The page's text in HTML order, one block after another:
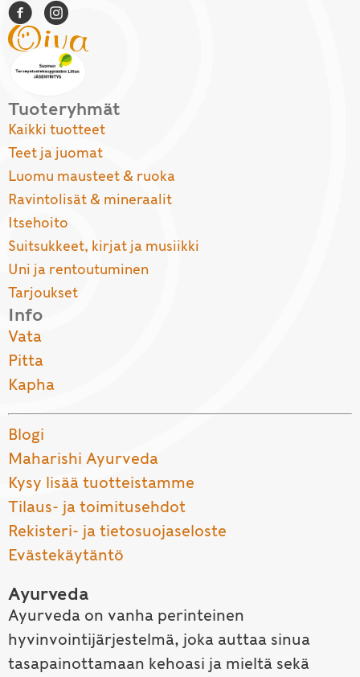
Tuoteryhmät
Kaikki tuotteet
Teet ja juomat
Luomu mausteet & ruoka
Ravintolisät & mineraalit
Itsehoito
Suitsukkeet, kirjat ja musiikki
Uni ja rentoutuminen
Tarjoukset
Info
Vata
Pitta
Kapha
Blogi
Maharishi Ayurveda
Kysy lisää tuotteistamme
Tilaus- ja toimitusehdot
Rekisteri- ja tietosuojaseloste
Evästekäytäntö
Ayurveda
Ayurveda on vanha perinteinen
hyvinvointijärjestelmä, joka auttaa sinua
tasapainottamaan kehoasi ja mieltä sekä